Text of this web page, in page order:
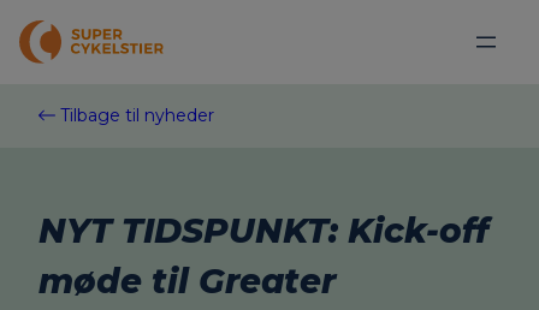
indhold
Tilbage til nyheder
NYT TIDSPUNKT: Kick-off
møde til Greater